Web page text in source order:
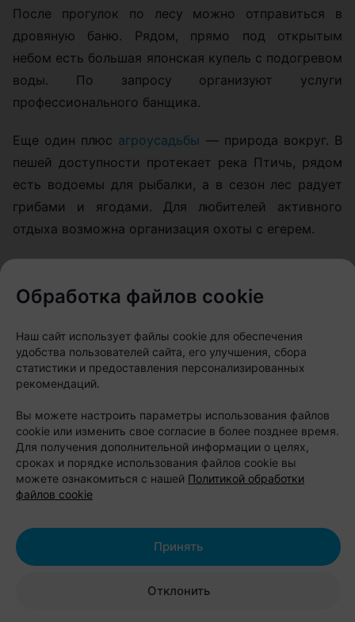
После прогулок по лесу можно отправиться в
дровяную баню. Рядом, прямо под открытым
небом есть большая японская купель с подогревом
воды. По запросу организуют услуги
профессионального банщика.
Еще один плюс агроусадьбы — природа вокруг. В
пешей доступности протекает река Птичь, рядом
есть водоемы для рыбалки, а в сезон лес радует
грибами и ягодами. Для любителей активного
отдыха возможна организация охоты с егерем.
отдых в будние дни. При бронировании усадьбы
стоимость составляет 500 рублей за компанию до
14 человек, а баня и купель уже входят в цену.
Стоимость проживания:
с пятницы на субботу — 600 рублей;
с субботы на воскресенье — 700
рублей.
Адрес:Минская область,
Стародорожский район, деревня
Бронирование:+375 29 697-44-49
Обработка файлов cookie
Наш сайт использует файлы cookie для обеспечения
удобства пользователей сайта, его улучшения, сбора
статистики и предоставления персонализированных
рекомендаций.
Вы можете настроить параметры использования файлов
cookie или изменить свое согласие в более позднее время.
Для получения дополнительной информации о целях,
сроках и порядке использования файлов cookie вы
можете ознакомиться с нашей Политикой обработки
файлов cookie
Отклонить
Принять